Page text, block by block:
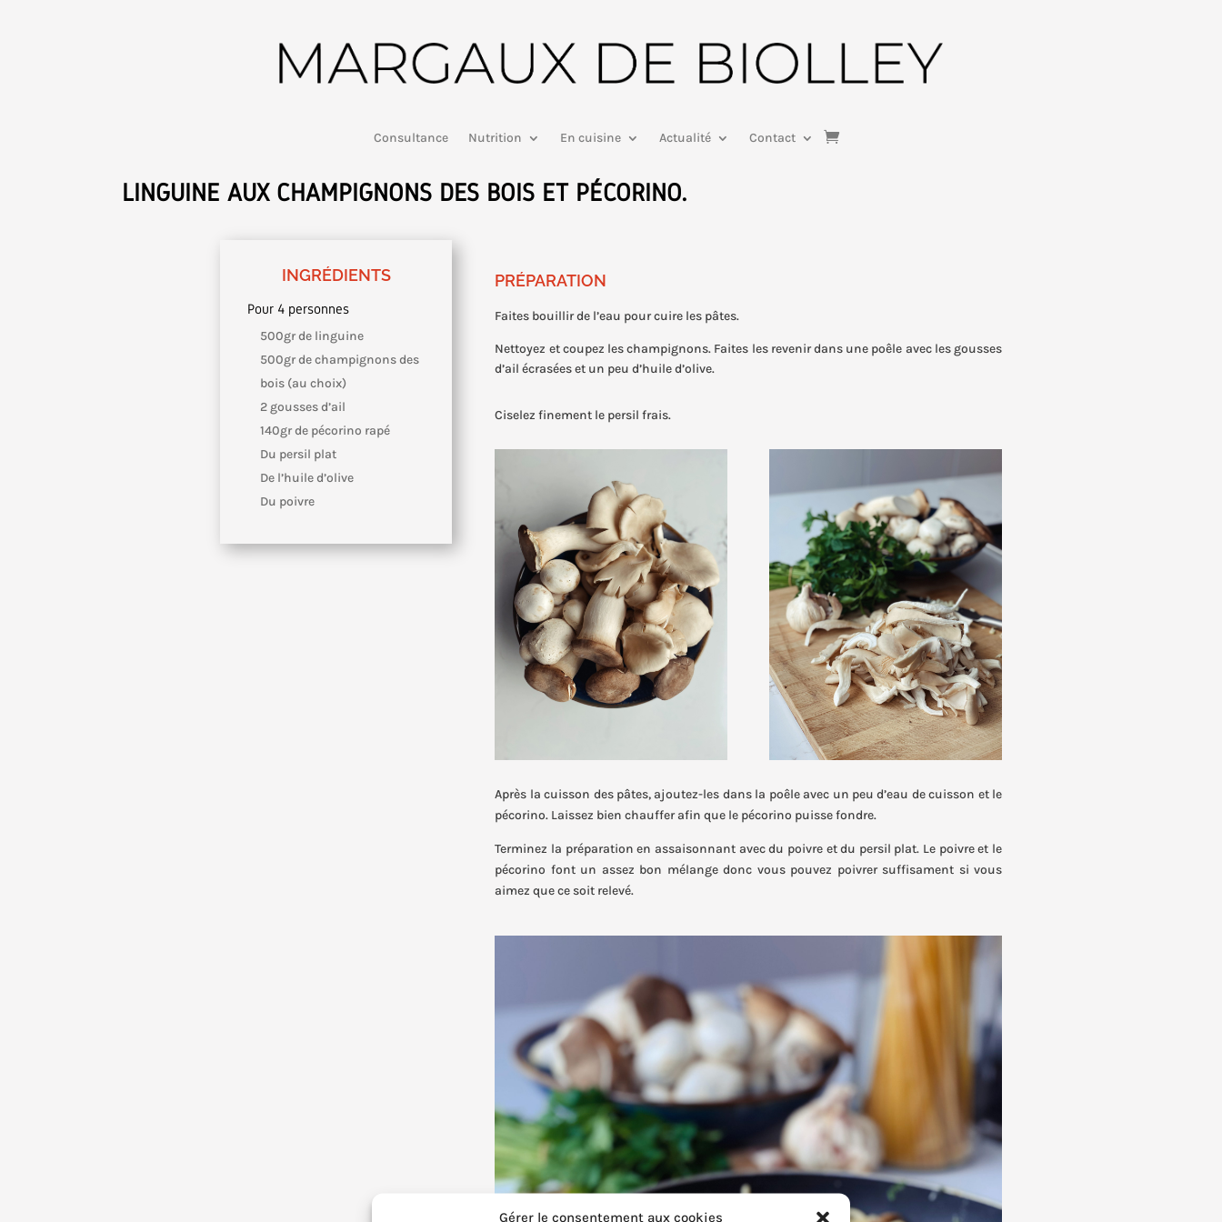
Gérer le consentement aux cookies
Consultance Nutrition En cuisine Actualité Contact
LINGUINE AUX CHAMPIGNONS DES BOIS ET PÉCORINO.
INGRÉDIENTS
Pour 4 personnes
500gr de linguine
500gr de champignons des
bois (au choix)
2 gousses d’ail
140gr de pécorino rapé
Du persil plat
De l’huile d’olive
Du poivre
PRÉPARATION
Faites bouillir de l’eau pour cuire les pâtes.
Nettoyez et coupez les champignons. Faites les revenir dans une poêle avec les gousses
d’ail écrasées et un peu d’huile d’olive.
Ciselez finement le persil frais.
Après la cuisson des pâtes, ajoutez-les dans la poêle avec un peu d’eau de cuisson et le
pécorino. Laissez bien chauffer afin que le pécorino puisse fondre.
Terminez la préparation en assaisonnant avec du poivre et du persil plat. Le poivre et le
pécorino font un assez bon mélange donc vous pouvez poivrer suffisament si vous
aimez que ce soit relevé.